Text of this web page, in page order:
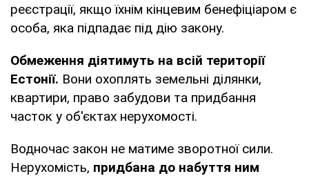
реєстрації, якщо їхнім кінцевим бенефіціаром є
особа, яка підпадає під дію закону.
Обмеження діятимуть на всій території
Естонії. Вони охоплять земельні ділянки,
квартири, право забудови та придбання
часток у об'єктах нерухомості.
Водночас закон не матиме зворотної сили.
Нерухомість, придбана до набуття ним